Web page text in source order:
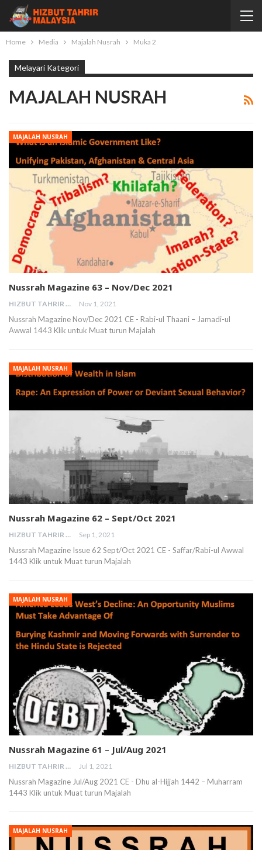
Home Media Majalah Nusrah Muka 2
Melayari Kategori
MAJALAH NUSRAH
MAJALAH NUSRAH
Nussrah Magazine 63 – Nov/Dec 2021
HIZBUT TAHRIR MALAYSIA Nov 1, 2021
Nussrah Magazine Nov/Dec 2021 CE - Rabi-ul Thaani – Jamadi-ul
Awwal 1443 Klik untuk Muat turun Majalah
MAJALAH NUSRAH
Nussrah Magazine 62 – Sept/Oct 2021
HIZBUT TAHRIR MALAYSIA Sep 1, 2021
Nussrah Magazine Issue 62 Sept/Oct 2021 CE - Saffar/Rabi-ul Awwal
1443 Klik untuk Muat turun Majalah
MAJALAH NUSRAH
Nussrah Magazine 61 – Jul/Aug 2021
HIZBUT TAHRIR MALAYSIA Jul 1, 2021
Nussrah Magazine Jul/Aug 2021 CE - Dhu al-Hijjah 1442 – Muharram
1443 Klik untuk Muat turun Majalah
MAJALAH NUSRAH